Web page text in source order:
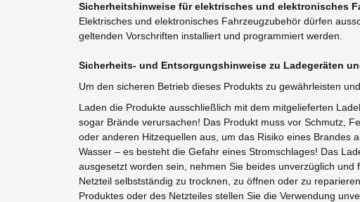
Sicherheitshinweise für elektrisches und elektronisches
Elektrisches und elektronisches Fahrzeugzubehör dürfen
geltenden Vorschriften installiert und programmiert werden.
Sicherheits- und Entsorgungshinweise zu Ladegeräten
Um den sicheren Betrieb dieses Produkts zu gewährleisten
Laden die Produkte ausschließlich mit dem mitgelieferten
sogar Brände verursachen! Das Produkt muss vor Schmutz,
oder anderen Hitzequellen aus, um das Risiko eines Brandes
Wasser – es besteht die Gefahr eines Stromschlages! Das
ausgesetzt worden sein, nehmen Sie beides unverzüglich
Netzteil selbstständig zu trocknen, zu öffnen oder zu
Produktes oder des Netzteiles stellen Sie die Verwendung